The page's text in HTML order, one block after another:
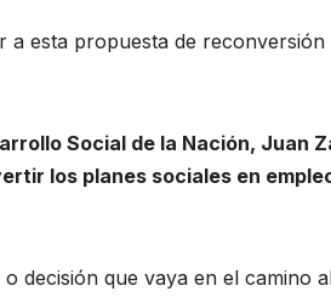
a esta propuesta de
Social de la Nación, Juan
los planes sociales en
decisión que vaya en el camino